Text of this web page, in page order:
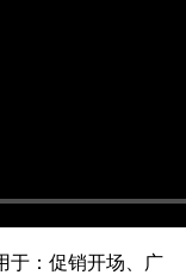
于：促销开场、广